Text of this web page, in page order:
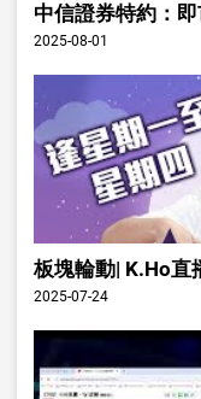
中信證券特約：
2025-08-01
板塊輪動| K.Ho直
2025-07-24